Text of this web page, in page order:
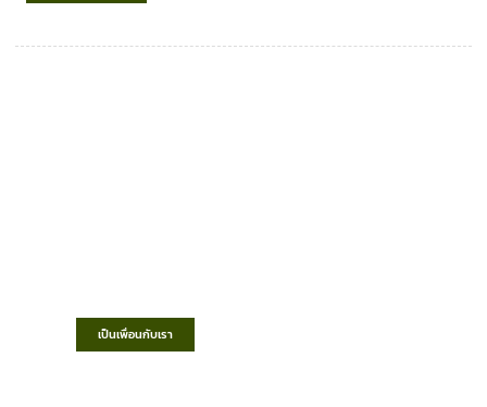
เป็นเพื่อนกับเรา